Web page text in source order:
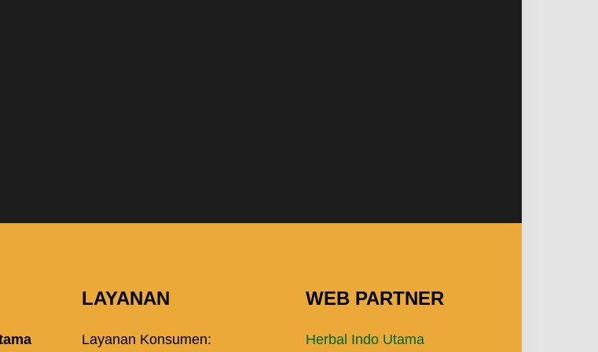
LAYANAN
Layanan Konsumen:
WEB PARTNER
Herbal Indo Utama